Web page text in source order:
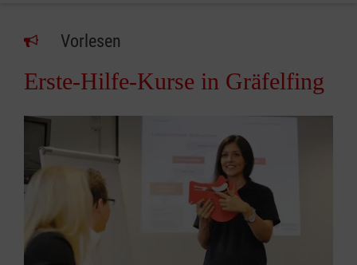
Vorlesen
Erste-Hilfe-Kurse in Gräfelfing